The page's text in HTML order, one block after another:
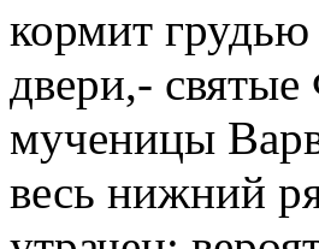
кормит
двери,-
мученицы
весь нижний